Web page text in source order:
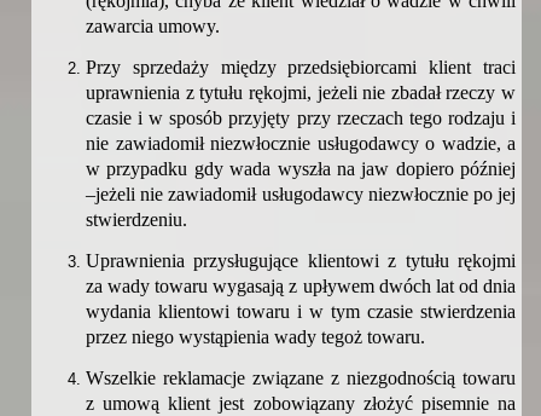
zawarcia umowy.
Przy sprzedaży między przedsiębiorcami klient traci
uprawnienia z tytułu rękojmi, jeżeli nie zbadał rzeczy w
czasie i w sposób przyjęty przy rzeczach tego rodzaju i
nie zawiadomił niezwłocznie usługodawcy o wadzie, a
w przypadku gdy wada wyszła na jaw dopiero później
–jeżeli nie zawiadomił usługodawcy niezwłocznie po jej
stwierdzeniu.
Uprawnienia przysługujące klientowi z tytułu rękojmi
za wady towaru wygasają z upływem dwóch lat od dnia
wydania klientowi towaru i w tym czasie stwierdzenia
przez niego wystąpienia wady tegoż towaru.
Wszelkie reklamacje związane z niezgodnością towaru
z umową klient jest zobowiązany złożyć pisemnie na